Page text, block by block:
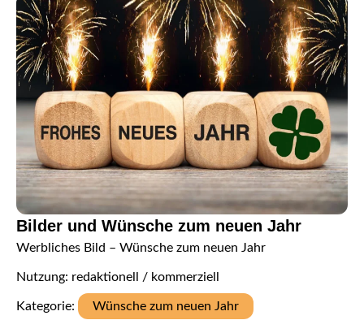
Bilder und Wünsche zum neuen Jahr
Werbliches Bild – Wünsche zum neuen Jahr
Nutzung: redaktionell / kommerziell
Kategorie: Wünsche zum neuen Jahr